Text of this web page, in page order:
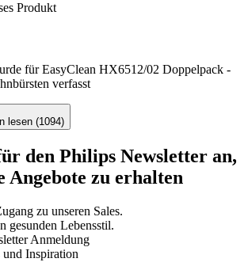
Produkt
für EasyClean HX6512/02 Doppelpack -
verfasst
lesen (1094)
den Philips Newsletter an,
Angebote zu erhalten
zu unseren Sales.
gesunden Lebensstil.
Anmeldung
Inspiration